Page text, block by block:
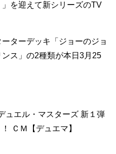
を迎えて新シリーズのTV
ターデッキ「ジョーのジョ
ス」の2種類が本日3月25
ュエル・マスターズ 新１弾
ＣＭ【デュエマ】